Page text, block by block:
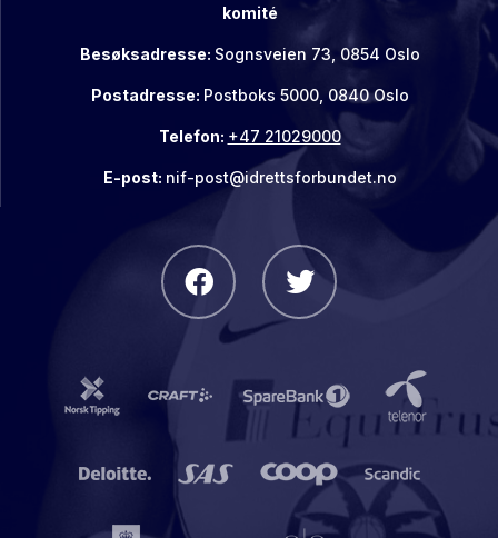
komité
Besøksadresse: Sognsveien 73, 0854 Oslo
Postadresse: Postboks 5000, 0840 Oslo
Telefon: +47 21029000
E-post: nif-post@idrettsforbundet.no